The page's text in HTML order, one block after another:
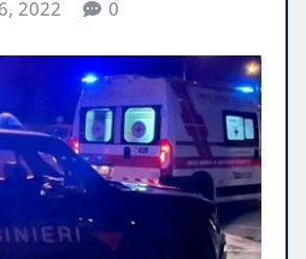
2022 0